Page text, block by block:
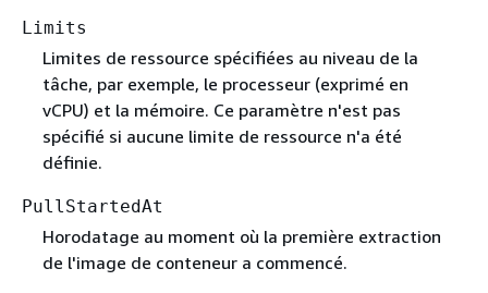
Limits
Limites de ressource spécifiées au niveau de la
tâche, par exemple, le processeur (exprimé en
vCPU) et la mémoire. Ce paramètre n'est pas
spécifié si aucune limite de ressource n'a été
définie.
PullStartedAt
Horodatage au moment où la première extraction
de l'image de conteneur a commencé.